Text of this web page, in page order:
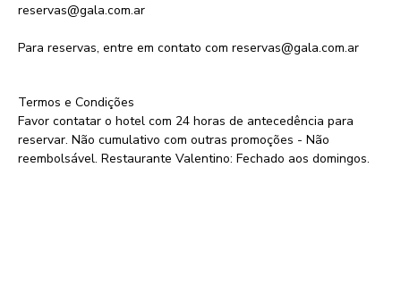
reservas@gala.com.ar
Para reservas, entre em contato com reservas@gala.com.ar
Termos e Condições
Favor contatar o hotel com 24 horas de antecedência para
reservar. Não cumulativo com outras promoções - Não
reembolsável. Restaurante Valentino: Fechado aos domingos.